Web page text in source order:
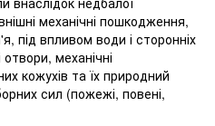
механічні пошкодження,
під впливом води і сторонніх
механічні
кожухів та їх природний
сил (пожежі, повені,